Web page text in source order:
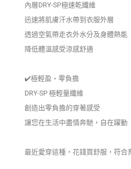
內層DRY-SP極速乾纖維
迅速將肌膚汗水帶到衣服外層
透過空氣帶走衣外水分及身體熱能
降低體溫感受涼感舒適
✔️極輕盈‧零負擔
DRY-SP 極輕量纖維
創造出零負擔的穿著感受
讓您在生活中盡情奔馳，自在躍動
最近愛穿這種，花錢買舒服，符合